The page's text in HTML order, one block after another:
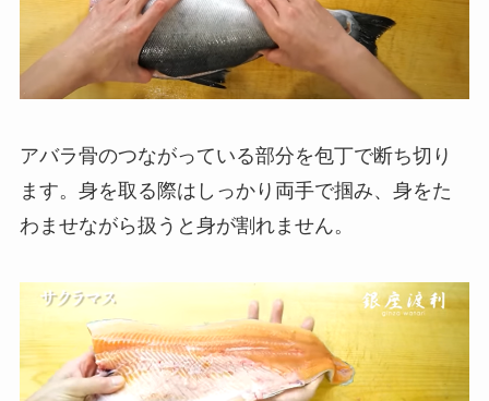
アバラ骨のつながっている部分を包丁で断ち切り
ます。身を取る際はしっかり両手で掴み、身をた
わませながら扱うと身が割れません。